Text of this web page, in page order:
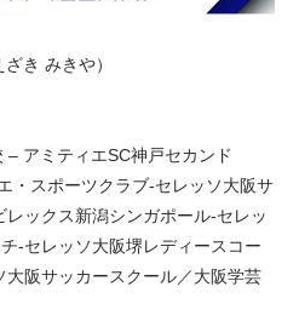
き みきや）
アミティエSC神戸セカンド
・スポーツクラブ-セレッソ大阪サ
ックス新潟シンガポール-セレッ
-セレッソ大阪堺レディースコー
阪サッカースクール／大阪学芸